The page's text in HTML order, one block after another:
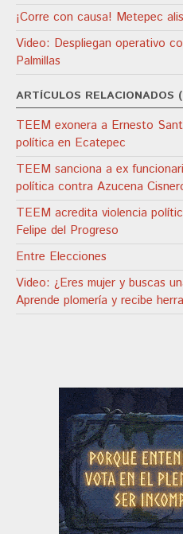
¡Corre con causa! Metepec
Video: Despliegan operativo
Palmillas
ARTÍCULOS RELACIONADOS
TEEM exonera a Ernesto
política en Ecatepec
TEEM sanciona a ex
política contra Azucena
TEEM acredita violencia
Felipe del Progreso
Entre Elecciones
Video: ¿Eres mujer y buscas
Aprende plomería y recibe